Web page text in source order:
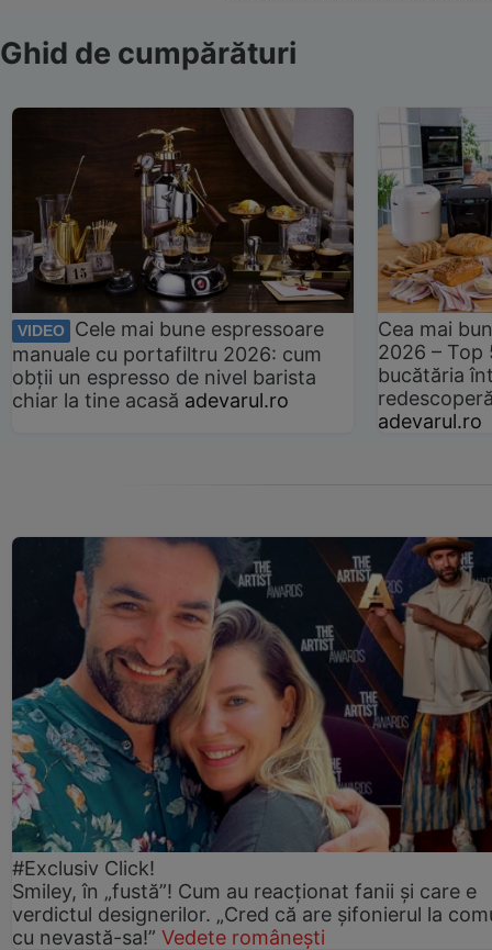
Ghid de cumpărături
VIDEO
Cele mai bune espressoare
manuale cu portafiltru 2026: cum
obții un espresso de nivel barista
chiar la tine acasă adevarul.ro
Cea mai
2026 –
bucătăria
adevarul.ro
#Exclusiv Click!
Smiley, în „fustă”! Cum au reacționat fanii și care e
verdictul designerilor. „Cred că are șifonierul la
cu nevastă-sa!” Vedete românești